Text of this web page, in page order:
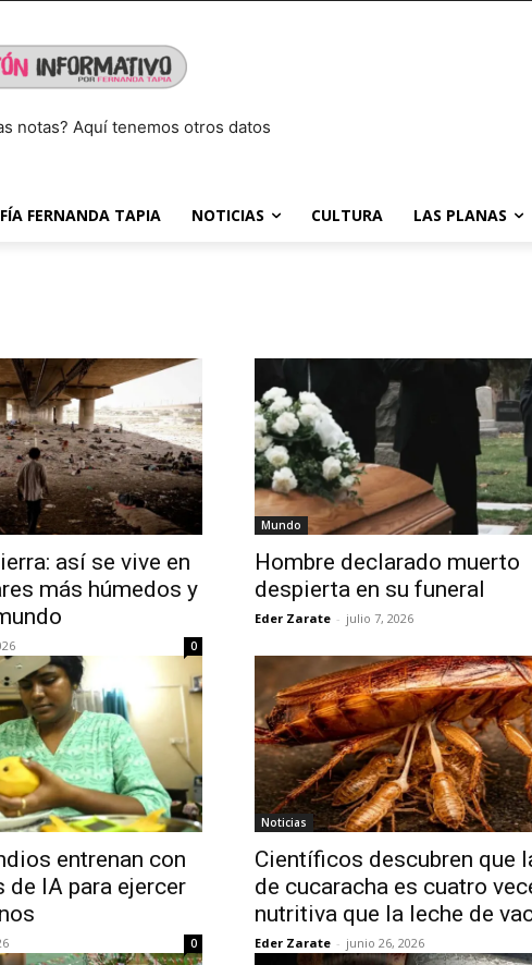
notas? Aquí tenemos otros datos
FERNANDA TAPIA NOTICIAS CULTURA LAS PLANAS
así se vive en
más húmedos y
0
Mundo
Hombre declarado muerto
despierta en su funeral
Eder Zarate - julio 7, 2026
entrenan con
IA para ejercer
0
Noticias
Científicos descubren que
de cucaracha es cuatro
nutritiva que la leche de
Eder Zarate - junio 26, 2026